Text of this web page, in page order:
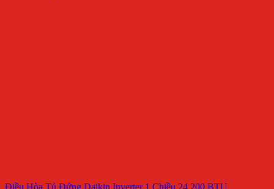
Điều Hòa Tủ Đứng Daikin Inverter 1 Chiều 24.200 BTU